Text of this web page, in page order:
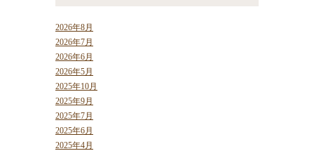
2026年8月
2026年7月
2026年6月
2026年5月
2025年10月
2025年9月
2025年7月
2025年6月
2025年4月